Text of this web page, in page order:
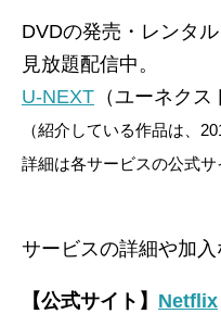
DVDの発売・レンタ
見放題配信中。
U-NEXT （ユーネク
（紹介している作品は、
詳細は各サービスの公式サ
サービスの詳細や加入
【公式サイト】 Netflix